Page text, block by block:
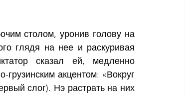
столом, уронив голову на
глядя на нее и раскуривая
сказал ей, медленно
акцентом: «Вокруг
слог). Нэ растрать на них